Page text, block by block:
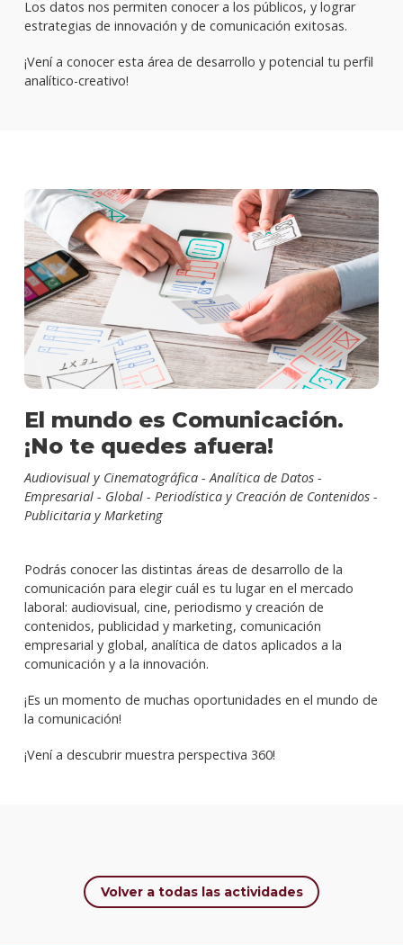
Los datos nos permiten conocer a los públicos, y lograr
estrategias de innovación y de comunicación exitosas.
¡Vení a conocer esta área de desarrollo y potencial tu perfil
analítico-creativo!
El mundo es Comunicación.
¡No te quedes afuera!
Audiovisual y Cinematográfica - Analítica de Datos -
Empresarial - Global - Periodística y Creación de Contenidos -
Publicitaria y Marketing
Podrás conocer las distintas áreas de desarrollo de la
comunicación para elegir cuál es tu lugar en el mercado
laboral: audiovisual, cine, periodismo y creación de
contenidos, publicidad y marketing, comunicación
empresarial y global, analítica de datos aplicados a la
comunicación y a la innovación.
¡Es un momento de muchas oportunidades en el mundo de
la comunicación!
¡Vení a descubrir muestra perspectiva 360!
Volver a todas las actividades